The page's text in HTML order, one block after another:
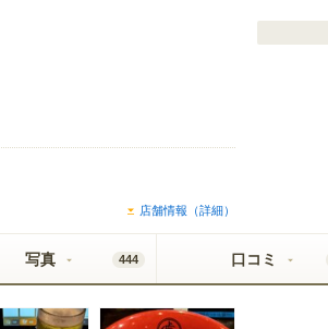
店舗情報（詳細）
写真 444 口コミ